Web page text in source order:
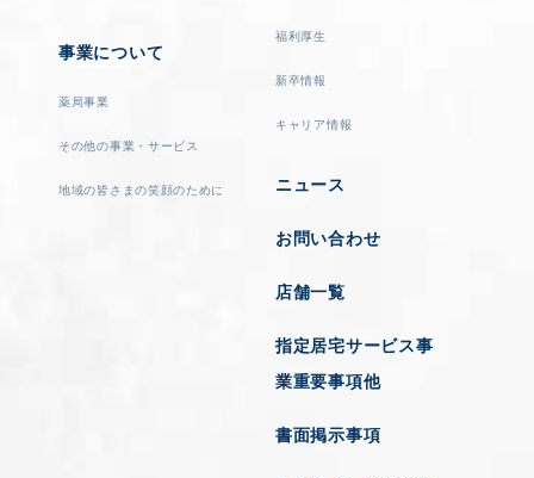
事業について
薬局事業
その他の事業・サービス
地域の皆さまの笑顔のために
福利厚生
新卒情報
キャリア情報
ニュース
お問い合わせ
店舗一覧
指定居宅サービス事
業重要事項他
書面掲示事項